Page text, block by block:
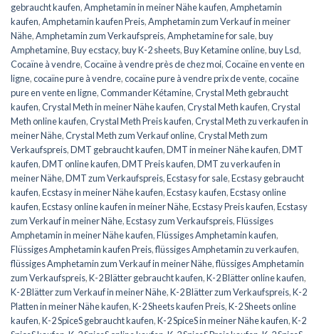
gebraucht kaufen,Amphetamin in meiner Nähe kaufen,Amphetamin
kaufen,Amphetamin kaufen Preis,Amphetamin zum Verkauf in meiner
Nähe,Amphetamin zum Verkaufspreis,Amphetamine for sale,buy
Amphetamine,Buy ecstacy,buy K-2 sheets,Buy Ketamine online,buy Lsd,
Cocaïne à vendre,Cocaïne à vendre près de chez moi,Cocaïne en vente en
ligne,cocaïne pure à vendre,cocaïne pure à vendre prix de vente,cocaïne
pure en vente en ligne,Commander Kétamine,Crystal Meth gebraucht
kaufen,Crystal Meth in meiner Nähe kaufen,Crystal Meth kaufen,Crystal
Meth online kaufen,Crystal Meth Preis kaufen,Crystal Meth zu verkaufen in
meiner Nähe,Crystal Meth zum Verkauf online,Crystal Meth zum
Verkaufspreis,DMT gebraucht kaufen,DMT in meiner Nähe kaufen,DMT
kaufen,DMT online kaufen,DMT Preis kaufen,DMT zu verkaufen in
meiner Nähe,DMT zum Verkaufspreis,Ecstasy for sale,Ecstasy gebraucht
kaufen,Ecstasy in meiner Nähe kaufen,Ecstasy kaufen,Ecstasy online
kaufen,Ecstasy online kaufen in meiner Nähe,Ecstasy Preis kaufen,Ecstasy
zum Verkauf in meiner Nähe,Ecstasy zum Verkaufspreis,Flüssiges
Amphetamin in meiner Nähe kaufen,Flüssiges Amphetamin kaufen,
Flüssiges Amphetamin kaufen Preis,flüssiges Amphetamin zu verkaufen,
flüssiges Amphetamin zum Verkauf in meiner Nähe,flüssiges Amphetamin
zum Verkaufspreis,K-2 Blätter gebraucht kaufen,K-2 Blätter online kaufen,
K-2 Blätter zum Verkauf in meiner Nähe,K-2 Blätter zum Verkaufspreis,K-2
Platten in meiner Nähe kaufen,K-2 Sheets kaufen Preis,K-2 Sheets online
kaufen,K-2 SpiceS gebraucht kaufen,K-2 SpiceS in meiner Nähe kaufen,K-2